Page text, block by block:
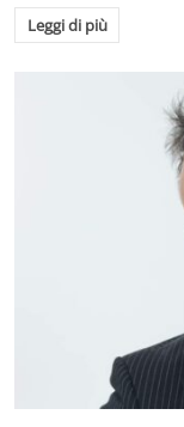
Leggi di più